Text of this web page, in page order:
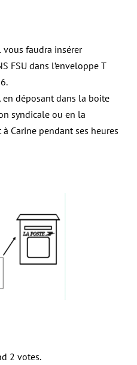
vous faudra insérer
FSU dans l’enveloppe T
déposant dans la boite
syndicale ou en la
Carine pendant ses heures
2 votes.